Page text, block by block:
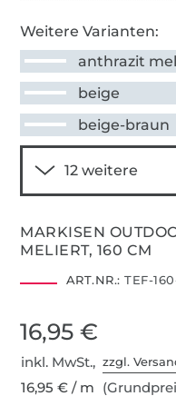
Weitere Varianten:
anthrazit
beige
beige-braun
MARKISEN
MELIERT, 160 CM
ART.NR.: TEF-
16,95 €
inkl. MwSt.,zzgl.
16,95 € / m